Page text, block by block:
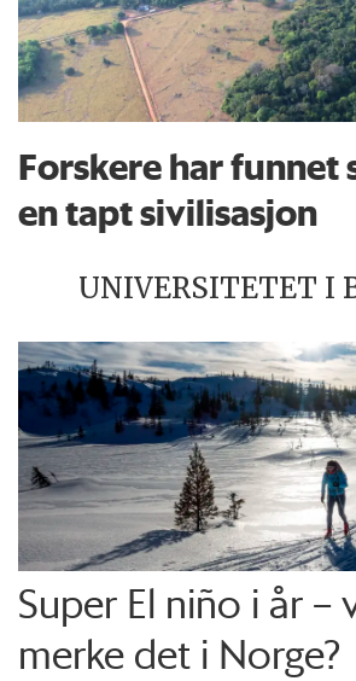
Forskere har funnet
en tapt sivilisasjon
UNIVERSITETET I
Super El niño i år –
merke det i Norge?